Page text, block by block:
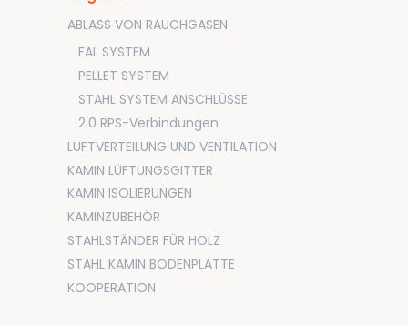
ABLASS VON RAUCHGASEN
FAL SYSTEM
PELLET SYSTEM
STAHL SYSTEM ANSCHLÜSSE
2.0 RPS-Verbindungen
LUFTVERTEILUNG UND VENTILATION
KAMIN LÜFTUNGSGITTER
KAMIN ISOLIERUNGEN
KAMINZUBEHÖR
STAHLSTÄNDER FÜR HOLZ
STAHL KAMIN BODENPLATTE
KOOPERATION